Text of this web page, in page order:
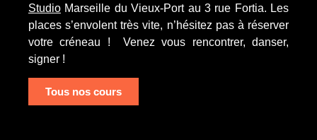
Studio Marseille du Vieux-Port au 3 rue Fortia. Les
places s’envolent très vite, n’hésitez pas à réserver
votre créneau ! Venez vous rencontrer, danser,
signer !
Tous nos cours